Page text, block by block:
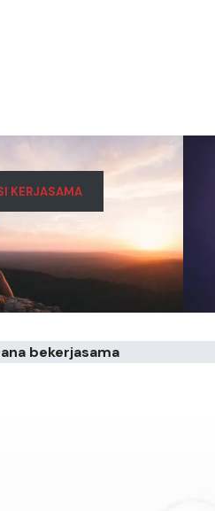
KERJASAMA
bekerjasama